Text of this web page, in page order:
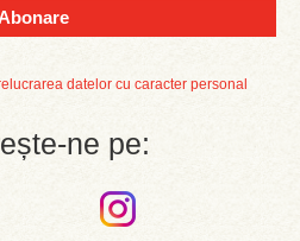
datelor cu caracter personal
ne pe: